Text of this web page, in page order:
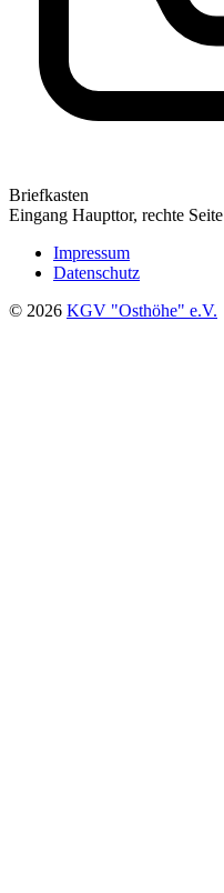
Briefkasten
Eingang Haupttor, rechte Seite
Impressum
Datenschutz
© 2026 KGV "Osthöhe" e.V.